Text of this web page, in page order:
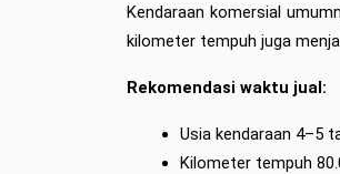
Kendaraan komersial
kilometer tempuh juga
Rekomendasi waktu jual:
Usia kendaraan 4–5
Kilometer tempuh